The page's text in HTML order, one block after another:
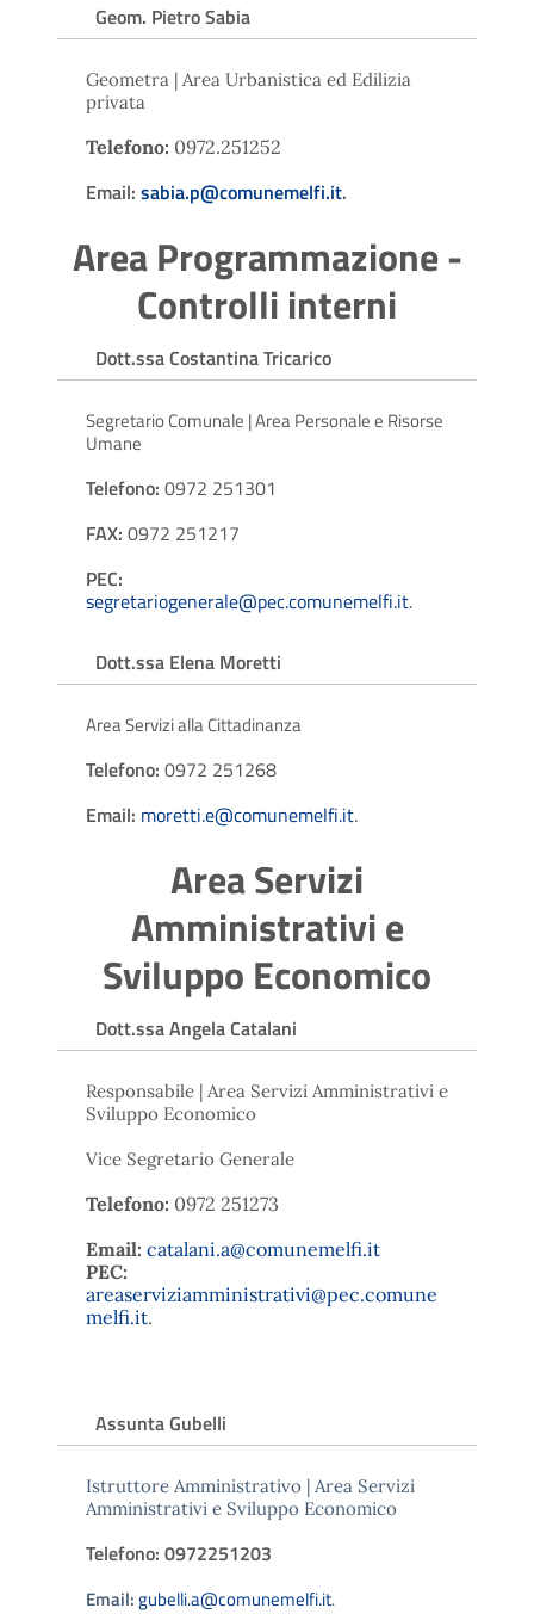
Geom. Pietro Sabia
Geometra | Area Urbanistica ed Edilizia
privata
Telefono: 0972.251252
Email: sabia.p@comunemelfi.it.
Area Programmazione -
Controlli interni
Dott.ssa Costantina Tricarico
Segretario Comunale | Area Personale e Risorse
Umane
Telefono: 0972 251301
FAX: 0972 251217
PEC:
segretariogenerale@pec.comunemelfi.it.
Dott.ssa Elena Moretti
Area Servizi alla Cittadinanza
Telefono: 0972 251268
Email: moretti.e@comunemelfi.it.
Area Servizi
Amministrativi e
Sviluppo Economico
Dott.ssa Angela Catalani
Responsabile | Area Servizi Amministrativi e
Sviluppo Economico
Vice Segretario Generale
Telefono: 0972 251273
Email: catalani.a@comunemelfi.it
PEC:
areaserviziamministrativi@pec.comune
melfi.it.
Assunta Gubelli
Istruttore Amministrativo | Area Servizi
Amministrativi e Sviluppo Economico
Telefono: 0972251203
Email:gubelli.a@comunemelfi.it.